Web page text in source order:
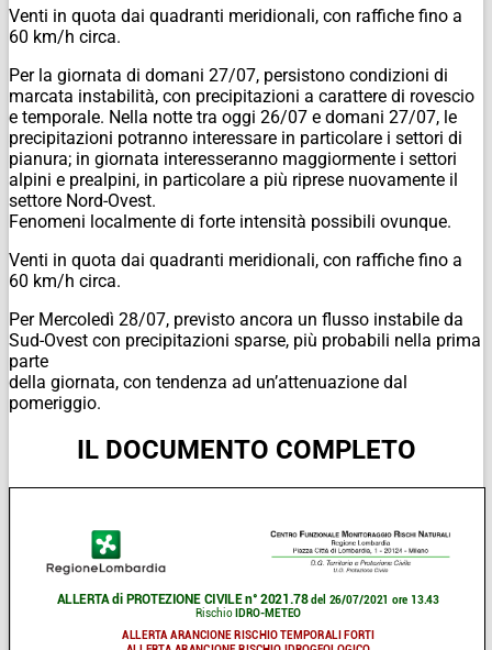
Venti in quota dai quadranti meridionali, con raffiche fino a
60 km/h circa.
Per la giornata di domani 27/07, persistono condizioni di
marcata instabilità, con precipitazioni a carattere di rovescio
e temporale. Nella notte tra oggi 26/07 e domani 27/07, le
precipitazioni potranno interessare in particolare i settori di
pianura; in giornata interesseranno maggiormente i settori
alpini e prealpini, in particolare a più riprese nuovamente il
settore Nord-Ovest.
Fenomeni localmente di forte intensità possibili ovunque.
Venti in quota dai quadranti meridionali, con raffiche fino a
60 km/h circa.
Per Mercoledì 28/07, previsto ancora un flusso instabile da
Sud-Ovest con precipitazioni sparse, più probabili nella prima
parte
della giornata, con tendenza ad un’attenuazione dal
pomeriggio.
IL DOCUMENTO COMPLETO